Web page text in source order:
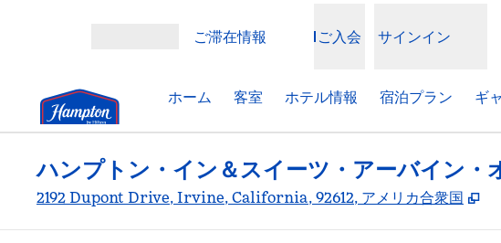
ご滞在情報 ご入会 サインイン
ホーム 客室 ホテル情報 宿泊プラン ギ
ハンプトン・イン＆スイーツ・アーバイン
2192 Dupont Drive, Irvine, California, 92612, アメリカ合衆国 ,